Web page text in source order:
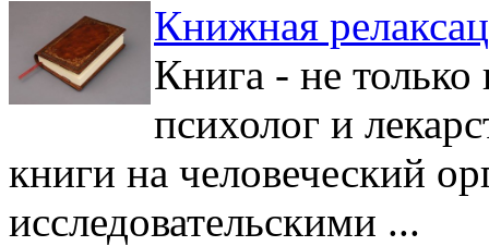
Книжная
Книга - не
психолог и
книги на человеческий
исследовательскими ...